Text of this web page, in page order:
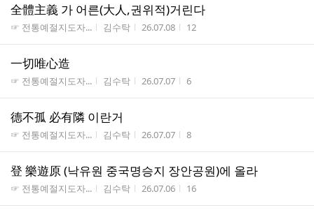
全體主義 가 어른(大人,권위적)거린다
게시판명
☞ 전통예절지도자... 작성자
김수탁 작성시간
26.07.08 조회수
12
一切唯心造
게시판명
☞ 전통예절지도자... 작성자
김수탁 작성시간
26.07.07 조회수
6
德不孤 必有隣 이란거
게시판명
☞ 전통예절지도자... 작성자
김수탁 작성시간
26.07.07 조회수
8
登 樂遊原 (낙유원 중국명승지 장안공원)에 올라
게시판명
☞ 전통예절지도자... 작성자
김수탁 작성시간
26.07.06 조회수
16